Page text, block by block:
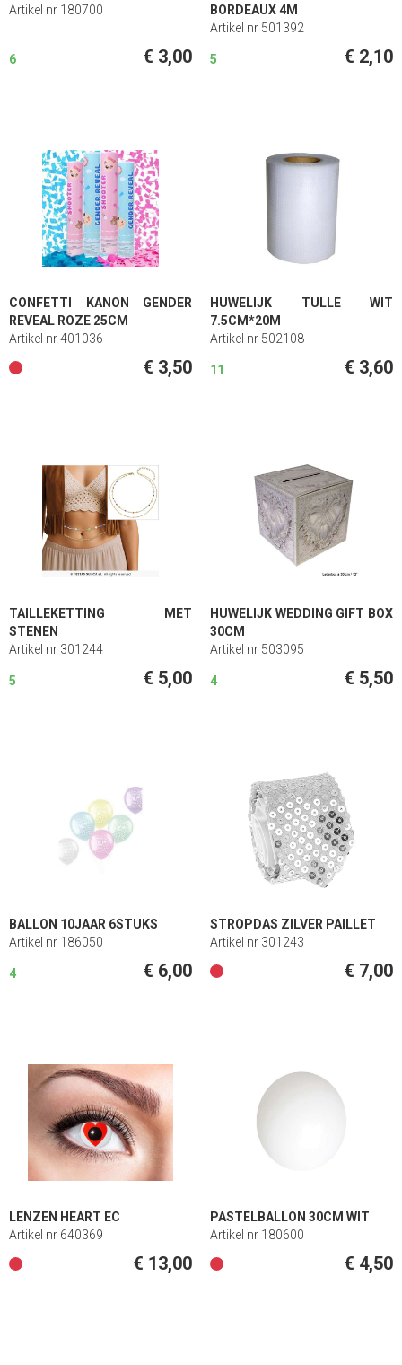
Artikel nr 180700
6 € 3,00
BORDEAUX 4M
Artikel nr 501392
5 € 2,10
CONFETTI KANON GENDER
REVEAL ROZE 25CM
Artikel nr 401036
€ 3,50
HUWELIJK TULLE WIT
7.5CM*20M
Artikel nr 502108
11 € 3,60
TAILLEKETTING MET
STENEN
Artikel nr 301244
5 € 5,00
HUWELIJK WEDDING GIFT BOX
30CM
Artikel nr 503095
4 € 5,50
BALLON 10JAAR 6STUKS
Artikel nr 186050
4 € 6,00
STROPDAS ZILVER PAILLET
Artikel nr 301243
€ 7,00
LENZEN HEART EC
Artikel nr 640369
€ 13,00
PASTELBALLON 30CM WIT
Artikel nr 180600
€ 4,50